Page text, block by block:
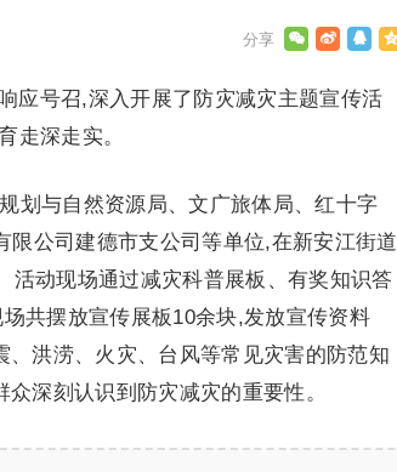
应号召,深入开展了防灾减灾主题宣传活
走深走实。
划与自然资源局、文广旅体局、红十字
公司建德市支公司等单位,在新安江街道
活动现场通过减灾科普展板、有奖知识答
共摆放宣传展板10余块,发放宣传资料
洪涝、火灾、台风等常见灾害的防范知
深刻认识到防灾减灾的重要性。